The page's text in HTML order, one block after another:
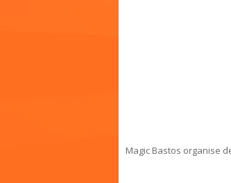
Magic Bastos organise